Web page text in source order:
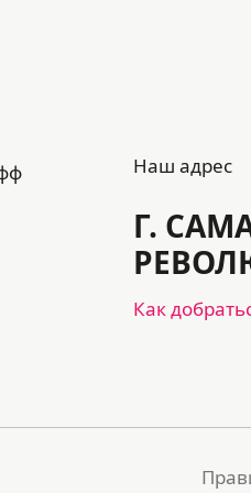
Наш адрес
Г.
Как